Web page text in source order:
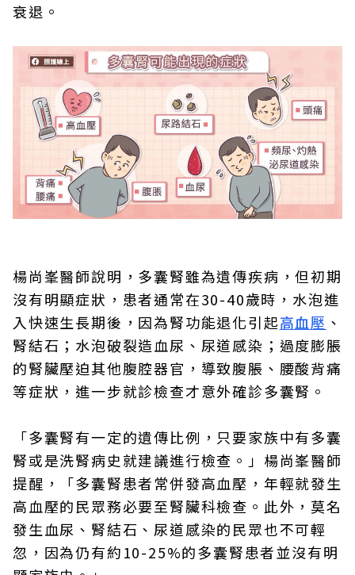
衰退。
楊尚峯醫師說明，多囊腎雖為遺傳疾病，但初期
沒有明顯症狀，患者通常在30-40歲時，水泡進
入快速生長期後，因為腎功能退化引起高血壓 、
腎結石；水泡破裂造血尿、尿道感染；過度膨脹
的腎臟壓迫其他腹腔器官，導致腹脹、腰酸背痛
等症狀，進一步就診檢查才意外確診多囊腎。
「多囊腎有一定的遺傳比例，只要家族中有多囊
腎或是洗腎病史就建議進行檢查。」楊尚峯醫師
提醒，「多囊腎患者常併發高血壓，年輕就發生
高血壓的民眾務必要至腎臟科檢查。此外，莫名
發生血尿、腎結石、尿道感染的民眾也不可輕
忽，因為仍有約10-25%的多囊腎患者並沒有明